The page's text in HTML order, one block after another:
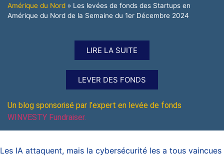
Amérique du Nord » Les levées de fonds des Startups en
Amérique du Nord de la Semaine du 1er Décembre 2024
LIRE LA SUITE
LEVER DES FONDS
Un blog sponsorisé par l’expert en levée de fonds
WINVESTY Fundraiser.
Les IA attaquent, mais la cybersécurité les a tous vaincues